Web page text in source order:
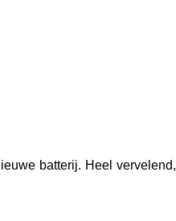
batterij. Heel vervelend,